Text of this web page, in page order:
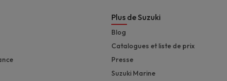
Plus de Suzuki
Blog
Catalogues et liste de prix
Presse
Suzuki Marine